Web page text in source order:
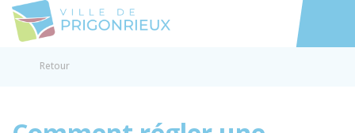
Accéder
Retour